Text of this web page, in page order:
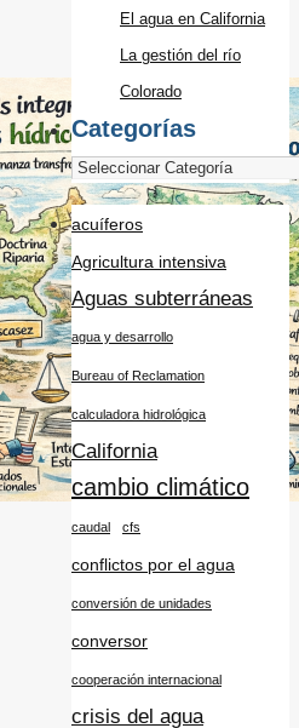
El agua en California
La gestión del río
Colorado
Categorías
acuíferos
Agricultura intensiva
Aguas subterráneas
agua y desarrollo
Bureau of Reclamation
calculadora hidrológica
California
cambio climático
caudal cfs
conflictos por el agua
conversión de unidades
conversor
cooperación internacional
crisis del agua